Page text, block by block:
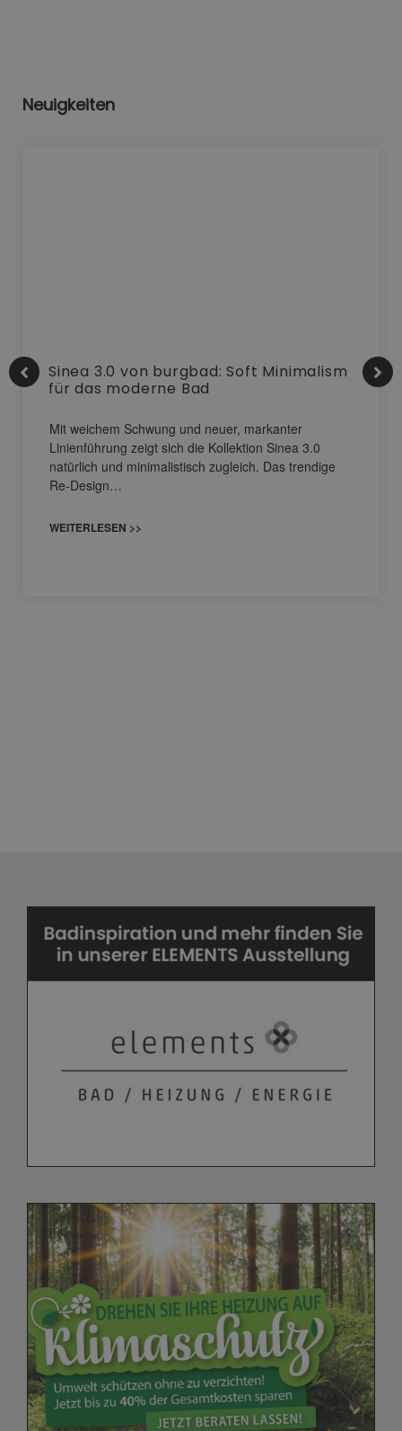
Neuigkeiten
Sinea 3.0 von burgbad: Soft Minimalism
für das moderne Bad
Mit weichem Schwung und neuer, markanter
Linienführung zeigt sich die Kollektion Sinea 3.0
natürlich und minimalistisch zugleich. Das trendige
Re-Design…
WEITERLESEN >>